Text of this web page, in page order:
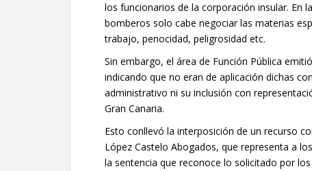
los funcionarios de la corporación insular. En
bomberos solo cabe negociar las materias
trabajo, penocidad, peligrosidad etc.
Sin embargo, el área de Función Pública
indicando que no eran de aplicación dichas
administrativo ni su inclusión con
Gran Canaria.
Esto conllevó la interposición de un recurso
López Castelo Abogados, que representa a
la sentencia que reconoce lo solicitado por